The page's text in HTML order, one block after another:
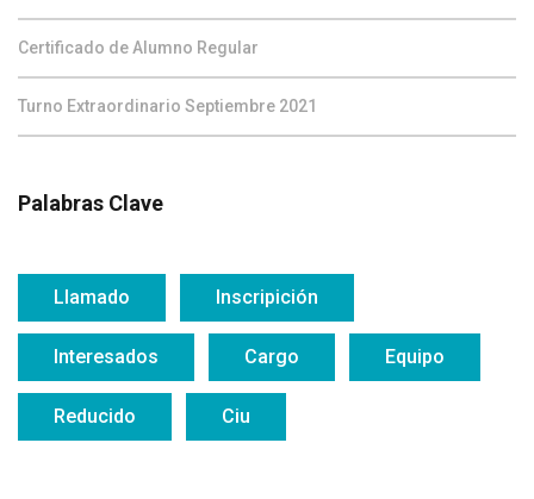
Certificado de Alumno Regular
Turno Extraordinario Septiembre 2021
Palabras Clave
Llamado Inscripición
Interesados Cargo Equipo
Reducido Ciu